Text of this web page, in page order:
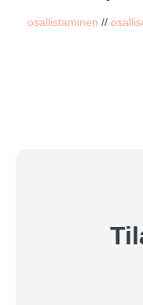
osallistaminen //